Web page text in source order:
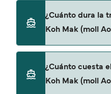
¿Cuánto dura la
Koh Mak (moll
Mak (moll Ao Nid) es
horas 15 minutos. La
¿Cuánto cuesta
Koh Mak (moll